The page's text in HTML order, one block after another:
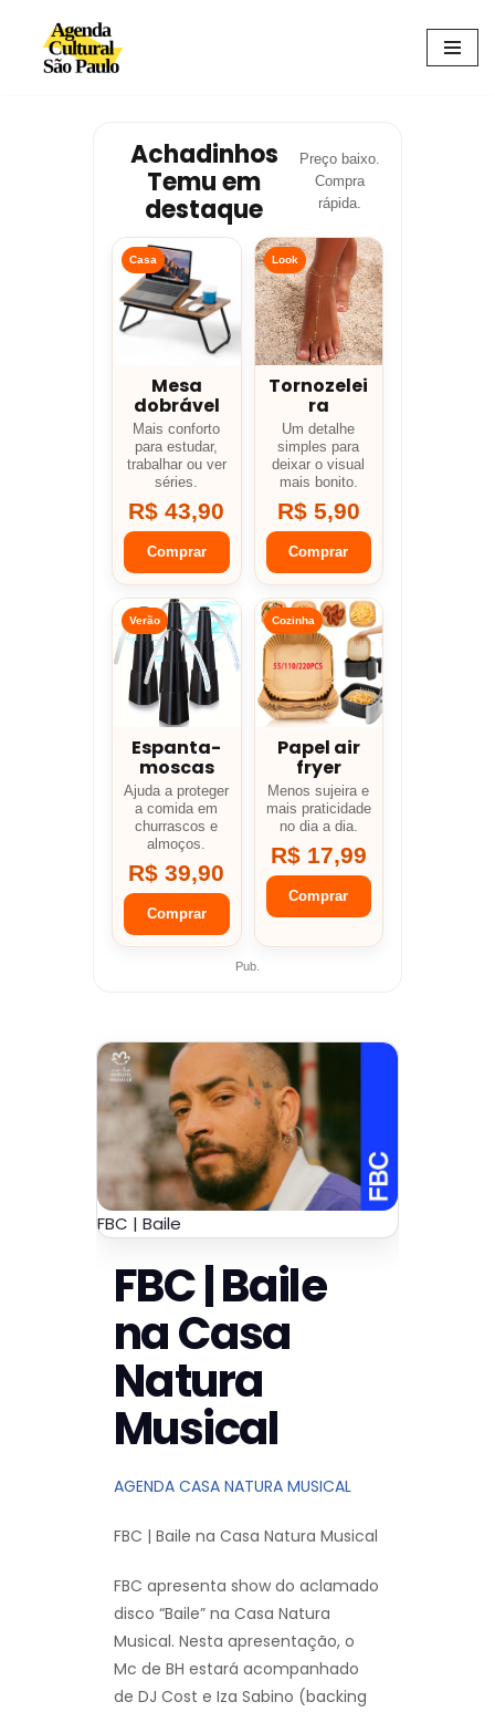
Avançar
Achadinhos
Temu em
destaque
Preço baixo.
Compra
rápida.
Casa
Mesa
dobrável
Mais conforto
para estudar,
trabalhar ou ver
séries.
R$ 43,90
Comprar
Look
Tornozelei
ra
Um detalhe
simples para
deixar o visual
mais bonito.
R$ 5,90
Comprar
Verão
Espanta-
moscas
Ajuda a proteger
a comida em
churrascos e
almoços.
R$ 39,90
Comprar
Cozinha
Papel air
fryer
Menos sujeira e
mais praticidade
no dia a dia.
R$ 17,99
Comprar
Pub.
FBC | Baile
FBC | Baile
na Casa
Natura
Musical
AGENDA CASA NATURA MUSICAL
FBC | Baile na Casa Natura Musical
FBC apresenta show do aclamado
disco “Baile” na Casa Natura
Musical. Nesta apresentação, o
Mc de BH estará acompanhado
de DJ Cost e Iza Sabino (backing